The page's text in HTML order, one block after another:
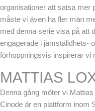
organisationer att satsa mer
måste vi även ha fler män
med denna serie visa på att
engagerade i jämställdhets-
förhoppningsvis inspirerar vi
MATTIAS
Denna gång möter vi
Cinode är en plattform inom